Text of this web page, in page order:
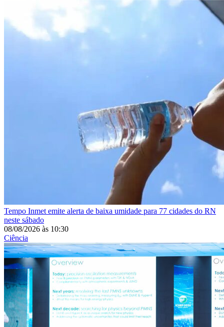
Tempo Inmet emite alerta de baixa umidade para 77 cidades do RN
neste sábado
08/08/2026 às 10:30
Ciência